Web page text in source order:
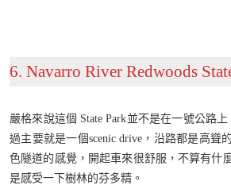
6. Navarro River Redwoods
嚴格來說這個 State Park並不是在一號公路
過主要就是一個scenic drive，沿路都是高聳
色隧道的感覺，開起車來很舒服，不算有什
是感受一下樹林的芬多精。